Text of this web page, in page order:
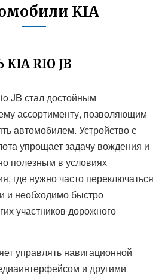
KIA
RIO JB
JB стал достойным
ассортименту, позволяющим
автомобилем. Устройство с
упрощает задачу вождения и
полезным в условиях
где нужно часто переключаться
и необходимо быстро
участников дорожного
управлять навигационной
и другими